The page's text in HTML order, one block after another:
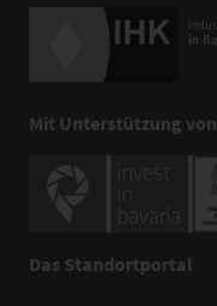
Mit Unterstützung von
Das Standortportal